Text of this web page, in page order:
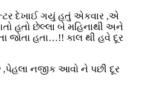
દેખાઈ ગયું હતું એકવાર ,એ
હતો છેલ્લા બે મહિનાથી અને
જોતા હતા…!! કાલ થી હવે દૂર
નજીક આવો ને પછી દૂર